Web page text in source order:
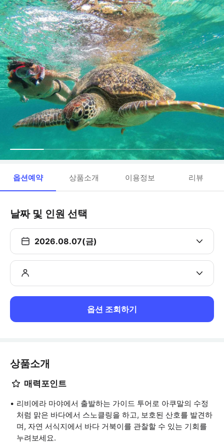
옵션예약 상품소개 이용정보 리뷰
날짜 및 인원 선택
2026.08.07(금)
옵션 조회하기
상품소개
매력포인트
리비에라 마야에서 출발하는 가이드 투어로 아쿠말의 수정
처럼 맑은 바다에서 스노클링을 하고, 보호된 산호를 발견하
며, 자연 서식지에서 바다 거북이를 관찰할 수 있는 기회를
누려보세요.